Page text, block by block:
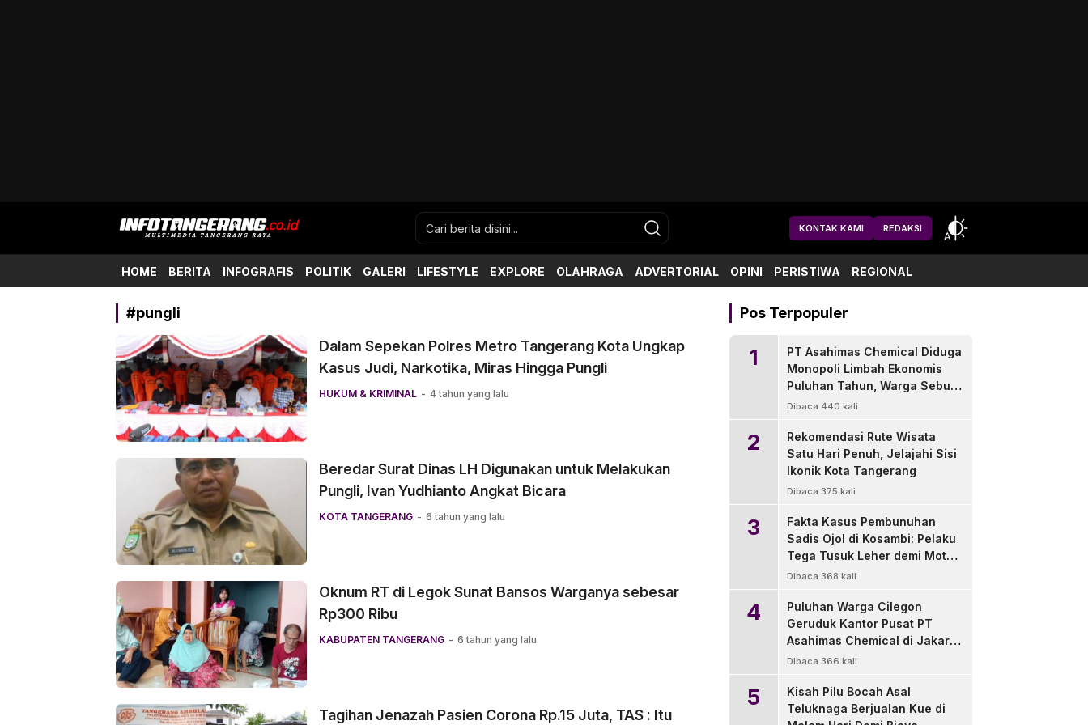
Info Tangerang
Multimedia Tangerang Raya
KONTAK KAMI REDAKSI
HOME BERITA INFOGRAFIS POLITIK GALERI LIFESTYLE EXPLORE OLAHRAGA ADVERTORIAL OPINI PERISTIWA REGIONAL
#pungli
Dalam Sepekan Polres Metro Tangerang Kota Ungkap
Kasus Judi, Narkotika, Miras Hingga Pungli
HUKUM & KRIMINAL 4 tahun yang lalu
Beredar Surat Dinas LH Digunakan untuk Melakukan
Pungli, Ivan Yudhianto Angkat Bicara
KOTA TANGERANG 6 tahun yang lalu
Oknum RT di Legok Sunat Bansos Warganya sebesar
Rp300 Ribu
KABUPATEN TANGERANG 6 tahun yang lalu
Tagihan Jenazah Pasien Corona Rp.15 Juta, TAS : Itu
Pos Terpopuler
1
PT Asahimas Chemical Diduga
Monopoli Limbah Ekonomis
Puluhan Tahun, Warga Sebut
Pengelola Tak Berizin
Dibaca 440 kali
2
Rekomendasi Rute Wisata
Satu Hari Penuh, Jelajahi Sisi
Ikonik Kota Tangerang
Dibaca 375 kali
3
Fakta Kasus Pembunuhan
Sadis Ojol di Kosambi: Pelaku
Tega Tusuk Leher demi Motor
dan HP
Dibaca 368 kali
4
Puluhan Warga Cilegon
Geruduk Kantor Pusat PT
Asahimas Chemical di Jakarta,
Tuntut Transparansi Limbah
Dibaca 366 kali
5
Kisah Pilu Bocah Asal
Teluknaga Berjualan Kue di